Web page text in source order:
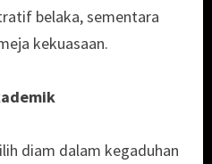
belaka, sementara
kekuasaan.
diam dalam kegaduhan